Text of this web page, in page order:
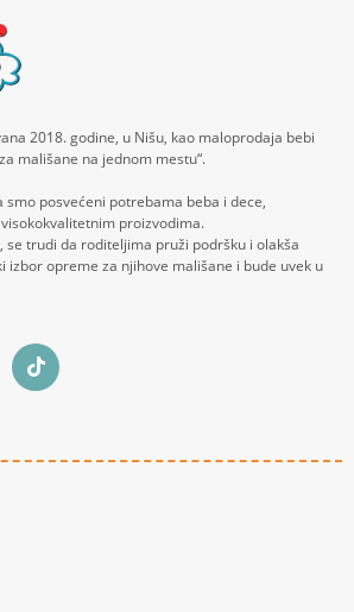
2018. godine, u Nišu, kao maloprodaja bebi
mališane na jednom mestu“.
posvećeni potrebama beba i dece,
proizvodima.
se trudi da roditeljima pruži podršku i olakša
izbor opreme za njihove mališane i bude uvek u